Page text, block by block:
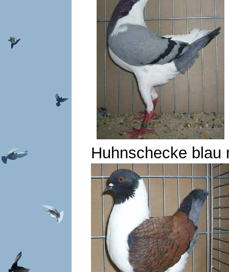
Huhnschecke blau